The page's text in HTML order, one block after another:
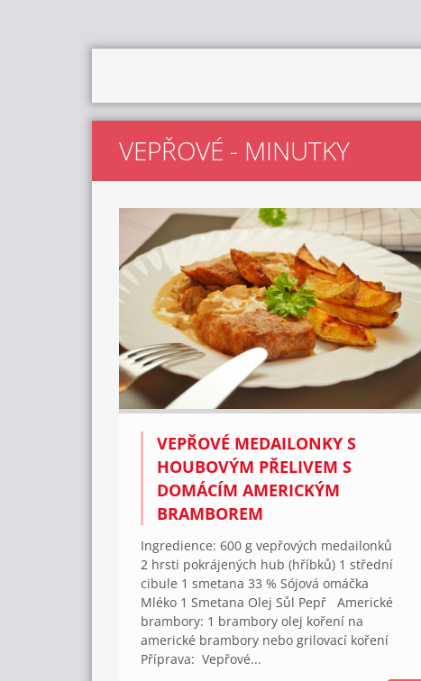
VEPŘOVÉ - MINUTKY
VEPŘOVÉ MEDAILONKY S
HOUBOVÝM PŘELIVEM S
DOMÁCÍM AMERICKÝM
BRAMBOREM
Ingredience: 600 g vepřových medailonků
2 hrsti pokrájených hub (hříbků) 1 střední
cibule 1 smetana 33 % Sójová omáčka
Mléko 1 Smetana Olej Sůl Pepř Americké
brambory: 1 brambory olej koření na
americké brambory nebo grilovací koření
Příprava: Vepřové...